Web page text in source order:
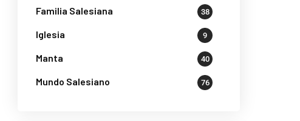
Familia Salesiana 38
Iglesia 9
Manta 40
Mundo Salesiano 76